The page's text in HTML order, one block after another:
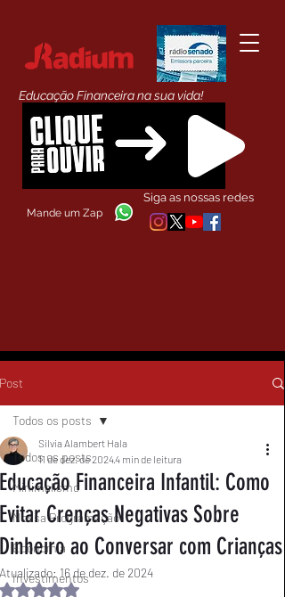
Educação Financeira na sua vida!
Siga as nossas redes
Mande um Zap
Post
Todos os posts
Minimalismo
Nossa Programação
Economia
Investimentos
Todos os posts
Educação Financeira Infantil: Como
Evitar Crenças Negativas Sobre
Dinheiro ao Conversar com Crianças
Silvia Alambert Hala
11 de dez. de 20244 min de leitura
Atualizado: 16 de dez. de 2024
Avaliado com NaN de 5 estrelas.